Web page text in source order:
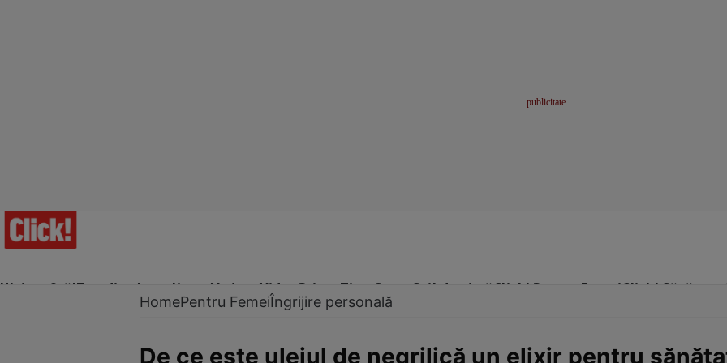
Ultima Oră!Trending Actualitate Vedete Video Prime Time SportStil de viațăClick! Pentru FemeiClick! Sănătate
HomePentru FemeiÎngrijire personală
De ce este uleiul de negrilică un elixir pentru